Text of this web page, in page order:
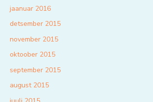
jaanuar 2016
detsember 2015
november 2015
oktoober 2015
september 2015
august 2015